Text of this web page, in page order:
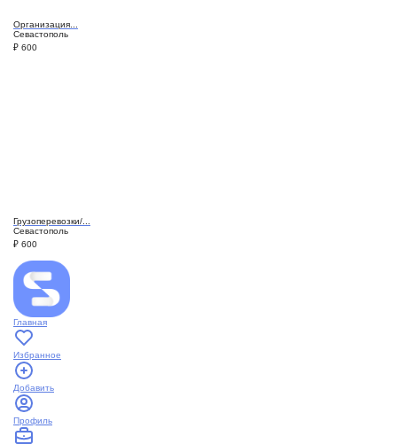
Организация...
Севастополь
₽ 600
Грузоперевозки/...
Севастополь
₽ 600
Главная
Избранное
Добавить
Профиль